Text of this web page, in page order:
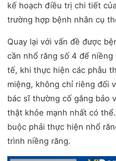
kế hoạch điều trị chi tiết
trường hợp bệnh nhân cụ
Quay lại với vấn đề được
cần nhổ răng số 4 để niềng
tế, khi thực hiện các phẫu
miệng, không chỉ riêng đối
bác sĩ thường cố gắng bảo
thật khỏe mạnh nhất có
buộc phải thực hiện nhổ
trình niềng răng.